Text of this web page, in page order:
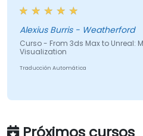
Alexius Burris - Weatherford
Curso - From 3ds Max to Unreal:
Visualization
Traducción Automática